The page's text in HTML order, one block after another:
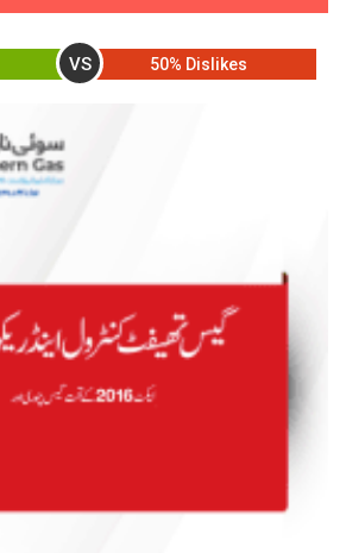
VS 50% Dislikes